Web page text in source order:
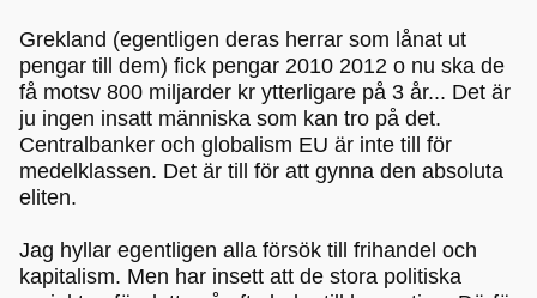
Grekland (egentligen deras herrar som lånat ut
pengar till dem) fick pengar 2010 2012 o nu ska de
få motsv 800 miljarder kr ytterligare på 3 år... Det är
ju ingen insatt människa som kan tro på det.
Centralbanker och globalism EU är inte till för
medelklassen. Det är till för att gynna den absoluta
eliten.
Jag hyllar egentligen alla försök till frihandel och
kapitalism. Men har insett att de stora politiska